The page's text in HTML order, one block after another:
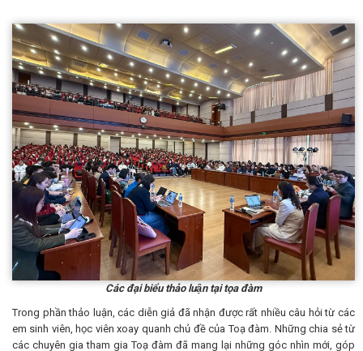
Các đại biểu thảo luậntại tọa đàm
Trong phần thảo luận, các diễn giả đã nhận được rất nhiều câu hỏi từ các
em sinh viên, học viên xoay quanh chủ đề của Toạ đàm. Những chia sẻ từ
các chuyên gia tham gia Toạ đàm đã mang lại những góc nhìn mới, góp